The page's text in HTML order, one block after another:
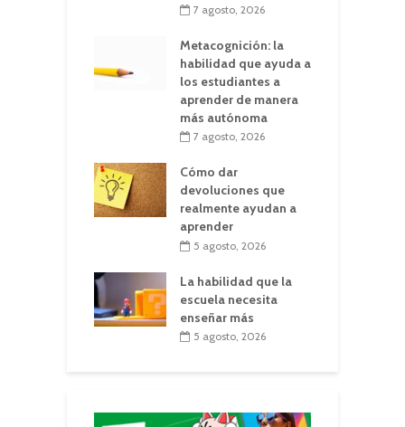
7 agosto, 2026
Metacognición: la
habilidad que ayuda a
los estudiantes a
aprender de manera
más autónoma
7 agosto, 2026
Cómo dar
devoluciones que
realmente ayudan a
aprender
5 agosto, 2026
La habilidad que la
escuela necesita
enseñar más
5 agosto, 2026